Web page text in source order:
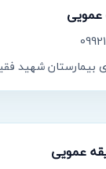
عمویی
بیمارستان شهید
عمویی